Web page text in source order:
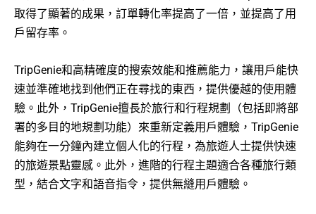
取得了顯著的成果，訂單轉化率提高了一倍，並提高了用
戶留存率。
TripGenie和高精確度的搜索效能和推薦能力，讓用戶能快
速並準確地找到他們正在尋找的東西，提供優越的使用體
驗。此外，TripGenie擅長於旅行和行程規劃（包括即將部
署的多目的地規劃功能）來重新定義用戶體驗，TripGenie
能夠在一分鐘內建立個人化的行程，為旅遊人士提供快速
的旅遊景點靈感。此外，進階的行程主題適合各種旅行類
型，結合文字和語音指令，提供無縫用戶體驗。